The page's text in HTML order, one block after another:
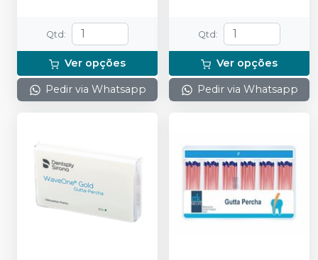
Qtd:
Ver opções
Pedir via Whatsapp
Qtd:
Ver opções
Pedir via Whatsapp